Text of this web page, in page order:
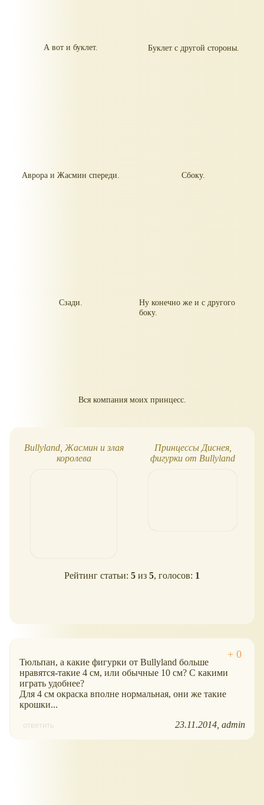
А вот и буклет. Буклет с другой стороны.
Аврора и Жасмин спереди. Сбоку.
Сзади.
Ну конечно же и с другого
боку.
Вся компания моих принцесс.
Bullyland, Жасмин и злая
королева
Принцессы Диснея,
фигурки от Bullyland
Рейтинг статьи: 5 из 5, голосов: 1
Тюльпан, а какие фигурки от Bullyland больше
нравятся-такие 4 см, или обычные 10 см? С какими
играть удобнее?
Для 4 см окраска вполне нормальная, они же такие
крошки...
ответить 23.11.2014 admin